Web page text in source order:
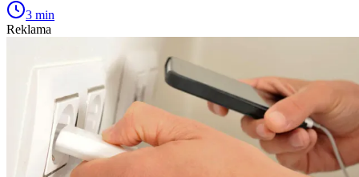
3 min
Reklama